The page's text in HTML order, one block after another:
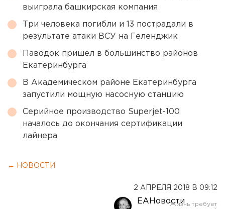
выиграла башкирская компания
Три человека погибли и 13 пострадали в
результате атаки ВСУ на Геленджик
Паводок пришел в большинство районов
Екатеринбурга
В Академическом районе Екатеринбурга
запустили мощную насосную станцию
Серийное производство Superjet-100
началось до окончания сертификации
лайнера
← НОВОСТИ
2 АПРЕЛЯ 2018 В 09:12
ЕАНовости